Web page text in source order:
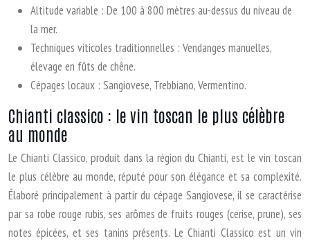
Altitude variable : De 100 à 800 mètres au-dessus du niveau de
la mer.
Techniques viticoles traditionnelles : Vendanges manuelles,
élevage en fûts de chêne.
Cépages locaux : Sangiovese, Trebbiano, Vermentino.
Chianti classico : le vin toscan le plus célèbre
au monde
Le Chianti Classico, produit dans la région du Chianti, est le vin toscan
le plus célèbre au monde, réputé pour son élégance et sa complexité.
Élaboré principalement à partir du cépage Sangiovese, il se caractérise
par sa robe rouge rubis, ses arômes de fruits rouges (cerise, prune), ses
notes épicées, et ses tanins présents. Le Chianti Classico est un vin